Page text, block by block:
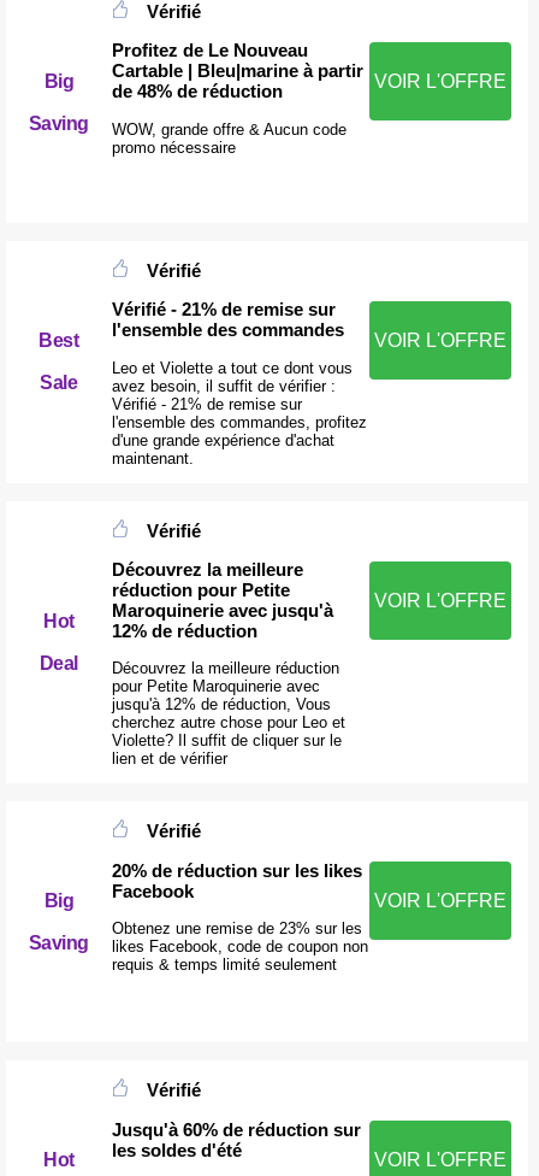
Big
Saving
Vérifié
Profitez de Le Nouveau
Cartable | Bleu|marine à partir
de 48% de réduction
WOW, grande offre & Aucun code
promo nécessaire
VOIR L'OFFRE
Best
Sale
Vérifié
Vérifié - 21% de remise sur
l'ensemble des commandes
Leo et Violette a tout ce dont vous
avez besoin, il suffit de vérifier :
Vérifié - 21% de remise sur
l'ensemble des commandes, profitez
d'une grande expérience d'achat
maintenant.
VOIR L'OFFRE
Hot
Deal
Vérifié
Découvrez la meilleure
réduction pour Petite
Maroquinerie avec jusqu'à
12% de réduction
Découvrez la meilleure réduction
pour Petite Maroquinerie avec
jusqu'à 12% de réduction, Vous
cherchez autre chose pour Leo et
Violette? Il suffit de cliquer sur le
lien et de vérifier
VOIR L'OFFRE
Big
Saving
Vérifié
20% de réduction sur les likes
Facebook
Obtenez une remise de 23% sur les
likes Facebook, code de coupon non
requis & temps limité seulement
VOIR L'OFFRE
Hot
Vérifié
Jusqu'à 60% de réduction sur
les soldes d'été
VOIR L'OFFRE